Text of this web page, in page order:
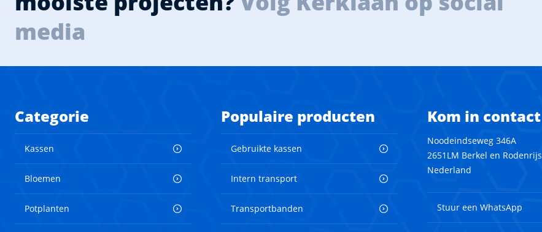
media
Categorie
Kassen
Bloemen
Potplanten
Populaire producten
Gebruikte kassen
Intern transport
Transportbanden
Kom in contact
Noodeindseweg 346A
2651LM Berkel en Rodenrijs
Nederland
Stuur een WhatsApp